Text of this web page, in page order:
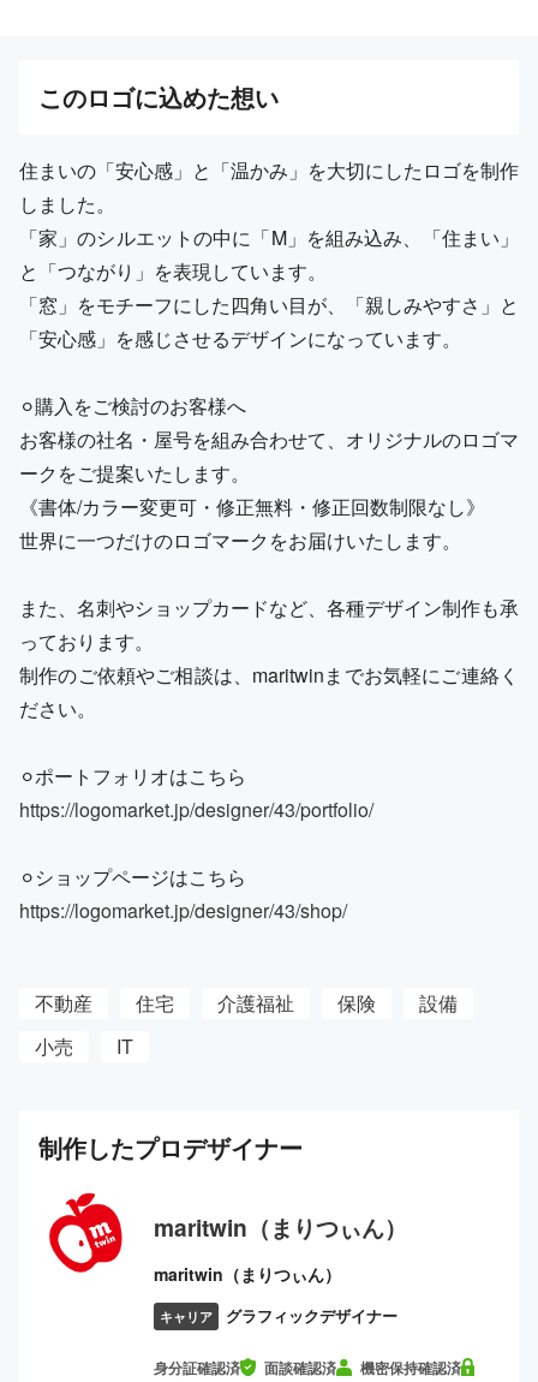
このロゴに込めた想い
住まいの「安心感」と「温かみ」を大切にしたロゴを制作
しました。
「家」のシルエットの中に「M」を組み込み、「住まい」
と「つながり」を表現しています。
「窓」をモチーフにした四角い目が、「親しみやすさ」と
「安心感」を感じさせるデザインになっています。
⚪︎購入をご検討のお客様へ
お客様の社名・屋号を組み合わせて、オリジナルのロゴマ
ークをご提案いたします。
《書体/カラー変更可・修正無料・修正回数制限なし》
世界に一つだけのロゴマークをお届けいたします。
また、名刺やショップカードなど、各種デザイン制作も承
っております。
制作のご依頼やご相談は、maritwinまでお気軽にご連絡く
ださい。
⚪︎ポートフォリオはこちら
https://logomarket.jp/designer/43/portfolio/
⚪︎ショップページはこちら
https://logomarket.jp/designer/43/shop/
不動産 住宅 介護福祉 保険
設備
小売
IT
制作したプロデザイナー
maritwin（まりつぃん）
maritwin（まりつぃん）
キャリア グラフィックデザイナー
身分証確認済 面談確認済 機密保持確認済